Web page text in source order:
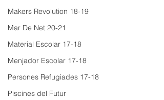
Makers Revolution 18-19
Mar De Net 20-21
Material Escolar 17-18
Menjador Escolar 17-18
Persones Refugiades 17-18
Piscines del Futur